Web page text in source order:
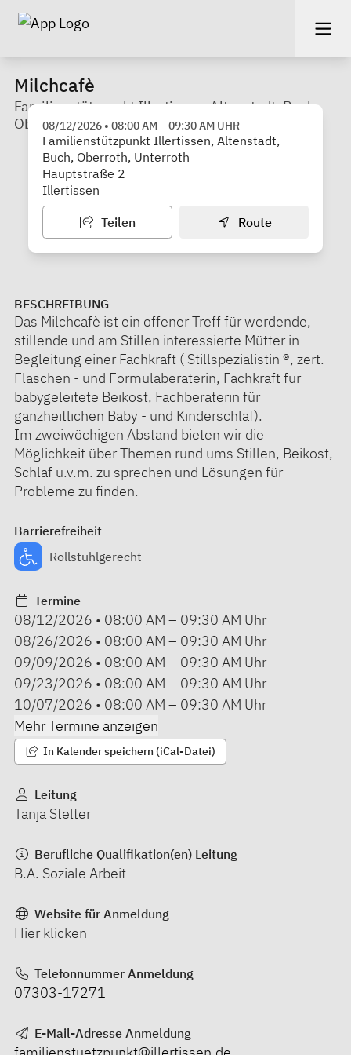
Milchcafè
Familienstützpunkt Illertissen, Altenstadt, Buch,
Oberroth und Unterroth
08/12/2026 • 08:00 AM–09:30 AM UHR
Familienstützpunkt Illertissen, Altenstadt,
Buch, Oberroth, Unterroth
Hauptstraße 2
Illertissen
Teilen Route
BESCHREIBUNG
Das Milchcafè ist ein offener Treff für werdende,
stillende und am Stillen interessierte Mütter in
Begleitung einer Fachkraft ( Stillspezialistin ®, zert.
Flaschen - und Formulaberaterin, Fachkraft für
babygeleitete Beikost, Fachberaterin für
ganzheitlichen Baby - und Kinderschlaf).
Im zweiwöchigen Abstand bieten wir die
Möglichkeit über Themen rund ums Stillen, Beikost,
Schlaf u.v.m. zu sprechen und Lösungen für
Probleme zu finden.
Barrierefreiheit
Rollstuhlgerecht
Termine
08/12/2026 • 08:00 AM – 09:30 AM Uhr
08/26/2026 • 08:00 AM – 09:30 AM Uhr
09/09/2026 • 08:00 AM – 09:30 AM Uhr
09/23/2026 • 08:00 AM – 09:30 AM Uhr
10/07/2026 • 08:00 AM – 09:30 AM Uhr
Mehr Termine anzeigen
In Kalender speichern (iCal-Datei)
Leitung
Tanja Stelter
Berufliche Qualifikation(en) Leitung
B.A. Soziale Arbeit
Website für Anmeldung
Hier klicken
Telefonnummer Anmeldung
07303-17271
E-Mail-Adresse Anmeldung